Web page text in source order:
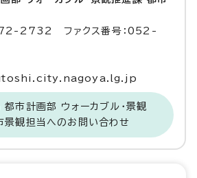
2732 ファクス番号：052-
市計画部 ウォーカブル・景観
景観担当へのお問い合わせ